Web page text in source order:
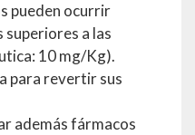
pueden ocurrir
superiores a las
10 mg/Kg).
para revertir sus
además fármacos